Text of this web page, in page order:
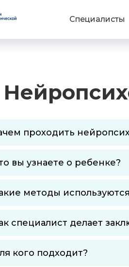
Специалисты
проходить
вы узнаете о ребенке?
методы
специалист делает
кого подходит?